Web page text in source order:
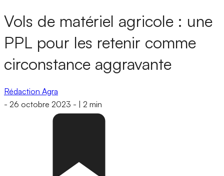
Vols de matériel agricole : une
PPL pour les retenir comme
circonstance aggravante
Rédaction Agra
- 26 octobre 2023 - 2 min